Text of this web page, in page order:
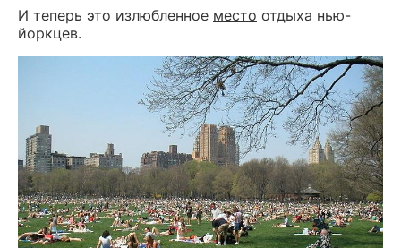
И теперь это излюбленное место отдыха нью-
йоркцев.